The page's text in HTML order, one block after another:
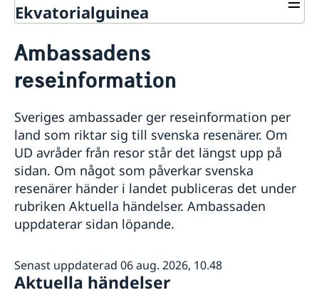
Ekvatorialguinea
Hjälp till svenskar i Ekvatorialguinea
Rösta i Ekvatorialguinea
Pass utomlands
Schengenviseringar och uppehållstillstånd för besök
till Sverige
Reseinformation
Aktuella händelser
Ambassadens
reseinformation
Sveriges ambassader ger reseinformation per
land som riktar sig till svenska resenärer. Om
UD avråder från resor står det längst upp på
sidan. Om något som påverkar svenska
resenärer händer i landet publiceras det under
rubriken Aktuella händelser. Ambassaden
uppdaterar sidan löpande.
Senast uppdaterad 06 aug. 2026, 10.48
Aktuella händelser